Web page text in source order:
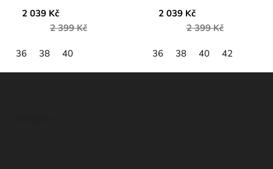
2 039 Kč
2 399 Kč
36 38 40
2 039 Kč
2 399 Kč
36 38 40 42